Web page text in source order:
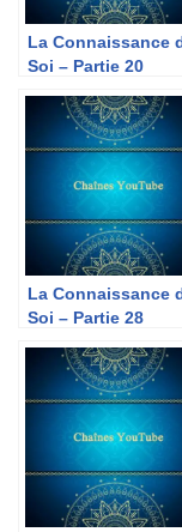
La Connaissance
Soi – Partie 20
La Connaissance
Soi – Partie 28